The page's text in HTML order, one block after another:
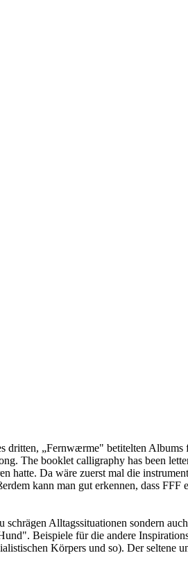
„Fernwærme" betitelten
The booklet calligraphy has been
Da wäre zuerst mal die
kann man gut erkennen, dass
Alltagssituationen sondern
Beispiele für die andere
Körpers und so). Der seltene